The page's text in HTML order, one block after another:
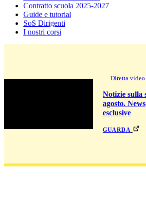
Contratto scuola 2025-2027
Guide e tutorial
SoS Dirigenti
I nostri corsi
Diretta video
Notizie sulla
agosto.
esclusive
guarda